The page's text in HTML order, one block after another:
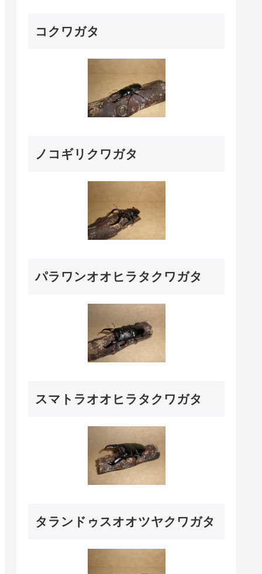
コクワガタ
ノコギリクワガタ
パラワンオオヒラタクワガタ
スマトラオオヒラタクワガタ
タランドゥスオオツヤクワガタ